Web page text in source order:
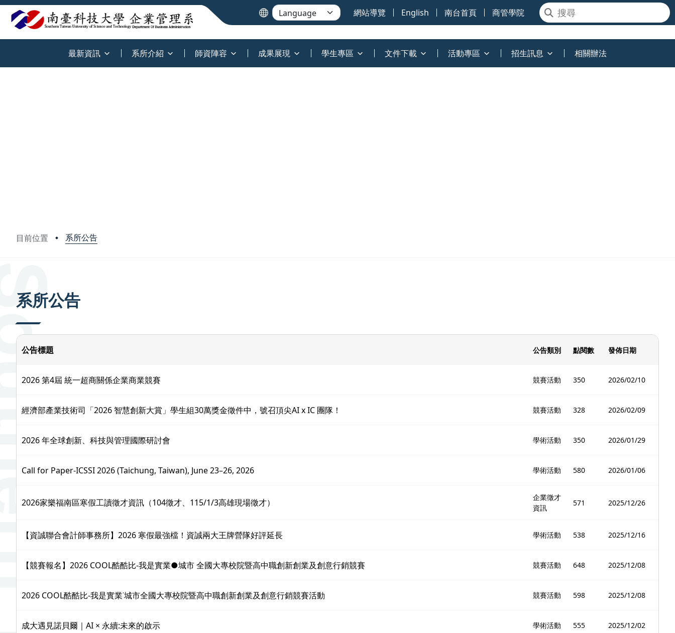
網站導覽 English 南台首頁 商管學院
最新資訊 系所介紹 師資陣容 成果展現 學生專區 文件下載 活動專區 招生訊息 相關辦法
目前位置 系所公告
系所公告
公告標題 公告類別 點閱數 發佈日期
2026 第4屆 統一超商關係企業商業競賽 競賽活動 350 2026/02/10
經濟部產業技術司「2026 智慧創新大賞」學生組30萬獎金徵件中，號召頂尖AI x IC 團隊！ 競賽活動 328 2026/02/09
2026 年全球創新、科技與管理國際研討會 學術活動 350 2026/01/29
Call for Paper-ICSSI 2026 (Taichung, Taiwan), June 23–26, 2026 學術活動 580 2026/01/06
2026家樂福南區寒假工讀徵才資訊（104徵才、115/1/3高雄現場徵才）
企業徵才
資訊
571 2025/12/26
【資誠聯合會計師事務所】2026 寒假最強檔！資誠兩大王牌營隊好評延長 學術活動 538 2025/12/16
【競賽報名】2026 COOL酷酷比-我是實業●城市 全國大專校院暨高中職創新創業及創意行銷競賽 競賽活動 648 2025/12/08
2026 COOL酷酷比-我是實業˙城市全國大專校院暨高中職創新創業及創意行銷競賽活動 競賽活動 598 2025/12/08
成大遇見諾貝爾｜AI × 永續:未來的啟示 學術活動 555 2025/12/02